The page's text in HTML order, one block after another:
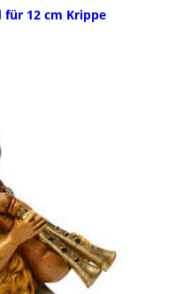
12 cm Krippe